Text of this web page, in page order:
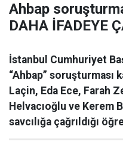
Ahbap
DAHA İFADEYE
İstanbul Cumhuriyet
“Ahbap” soruşturması
Laçin, Eda Ece, Farah
Helvacıoğlu ve Kerem
savcılığa çağrıldığı